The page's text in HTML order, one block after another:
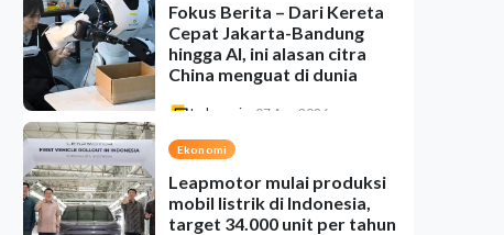
Fokus Berita – Dari Kereta
Cepat Jakarta-Bandung
hingga AI, ini alasan citra
China menguat di dunia
Indonesia 07 Aug 2026
Ekonomi
Leapmotor mulai produksi
mobil listrik di Indonesia,
target 34.000 unit per tahun